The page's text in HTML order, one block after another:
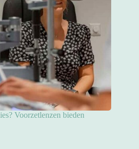
Voorzetlenzen bieden